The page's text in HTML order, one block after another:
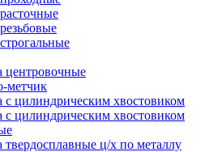
центровочные
метчик
с цилиндрическим хвостовиком
с цилиндрическим хвостовиком
твердосплавные ц/х по металлу